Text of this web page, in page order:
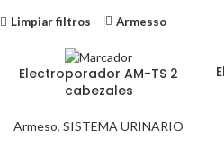
Limpiar filtros Armesso
Electroporador AM-TS 2
cabezales
Armeso, SISTEMA URINARIO